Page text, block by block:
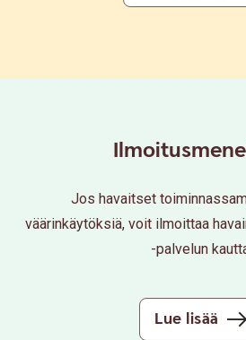
Jos havaitset
väärinkäytöksiä, voit ilmoittaa
-palvelun
Lue lisää